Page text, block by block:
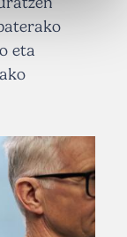
eta